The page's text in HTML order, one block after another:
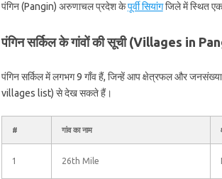
पंगिन (Pangin) अरुणाचल प्रदेश केपूर्वी सियांगजिले में स्थित एक
पंगिन सर्किल के गांवों की सूची (Villages in
पंगिन सर्किल में लगभग 9 गाँव हैं, जिन्हें आप क्षेत्रफल और जनसंख्या
villages list) से देख सकते हैं।
# गांव का नाम
1 26th Mile